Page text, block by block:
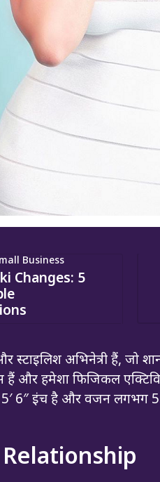
Business
Changes: 5
अभिनेत्री हैं, जो
हैं और हमेशा फिजिकल
6″ इंच है और वजन लगभग